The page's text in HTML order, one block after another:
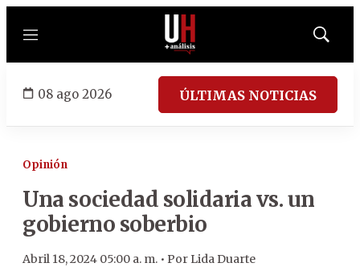
Menú
Mostrar
08 ago 2026 ÚLTIMAS NOTICIAS
Opinión
Una sociedad solidaria vs. un
gobierno soberbio
Abril 18, 2024 05:00 a. m. • Por Lida Duarte